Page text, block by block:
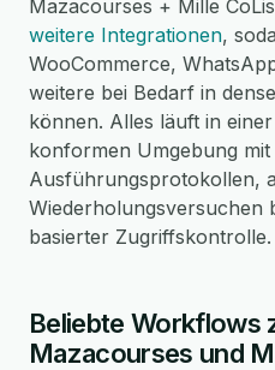
Mazacourses + Mille
weitere Integrationen,
WooCommerce,
weitere bei Bedarf in
können. Alles läuft in
konformen Umgebung mit
Ausführungsprotokollen,
Wiederholungsversuchen
basierter Zugriffskontrolle.
Beliebte Workflows
Mazacourses und